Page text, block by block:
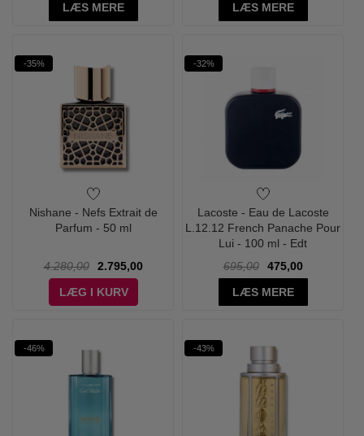
LÆS MERE
LÆS MERE
-35%
Nishane - Nefs Extrait de
Parfum - 50 ml
4.280,00
2.795,00
LÆG I KURV
-32%
Lacoste - Eau de Lacoste
L.12.12 French Panache Pour
Lui - 100 ml - Edt
695,00
475,00
LÆS MERE
-46% -43%